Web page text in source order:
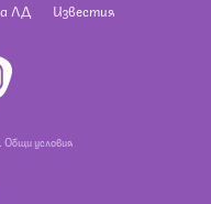
ЛД Известия
Общи условия